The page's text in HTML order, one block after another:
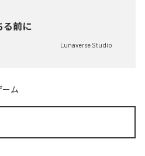
る前に
Lunaverse Studio
ーム